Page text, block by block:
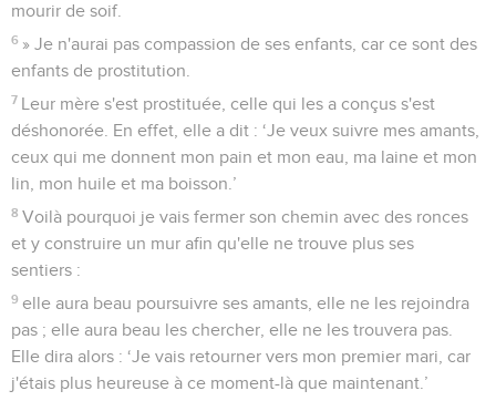
mourir de soif.
6 » Je n'aurai pas compassion de ses enfants, car ce sont des
enfants de prostitution.
7 Leur mère s'est prostituée, celle qui les a conçus s'est
déshonorée. En effet, elle a dit : ‘Je veux suivre mes amants,
ceux qui me donnent mon pain et mon eau, ma laine et mon
lin, mon huile et ma boisson.’
8 Voilà pourquoi je vais fermer son chemin avec des ronces
et y construire un mur afin qu'elle ne trouve plus ses
sentiers :
9 elle aura beau poursuivre ses amants, elle ne les rejoindra
pas ; elle aura beau les chercher, elle ne les trouvera pas.
Elle dira alors : ‘Je vais retourner vers mon premier mari, car
j'étais plus heureuse à ce moment-là que maintenant.’